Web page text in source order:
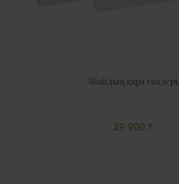
Абайдың қара сөздері.
29 900 ₸